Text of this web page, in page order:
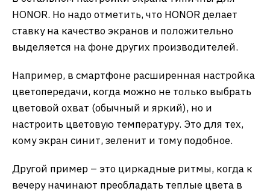
HONOR. Но надо отметить, что HONOR делает
ставку на качество экранов и положительно
выделяется на фоне других производителей.
Например, в смартфоне расширенная настройка
цветопередачи, когда можно не только выбрать
цветовой охват (обычный и яркий), но и
настроить цветовую температуру. Это для тех,
кому экран синит, зеленит и тому подобное.
Другой пример – это циркадные ритмы, когда к
вечеру начинают преобладать теплые цвета в